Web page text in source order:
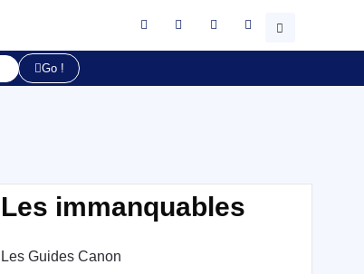
Go !
Les immanquables
Les Guides Canon